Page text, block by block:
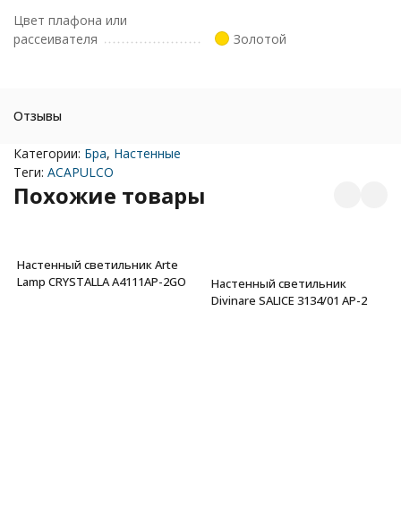
Цвет плафона или
рассеивателя
Золотой
Отзывы
Категории: Бра, Настенные
Теги: ACAPULCO
Похожие товары
Настенный светильник Arte
Lamp CRYSTALLA A4111AP-2GO
Настенный светильник
Divinare SALICE 3134/01 AP-2